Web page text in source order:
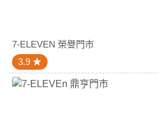
7-ELEVEN 榮譽門市
3.9